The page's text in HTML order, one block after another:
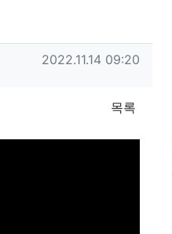
작성일
2022.11.14 09:20
목록